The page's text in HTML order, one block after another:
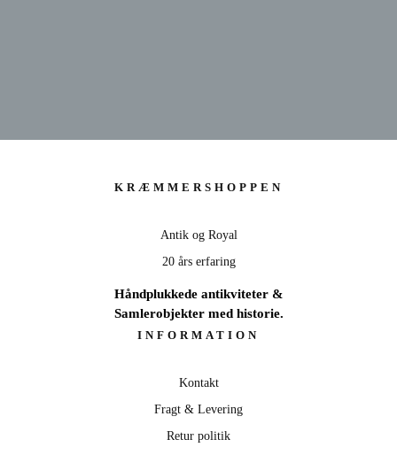
SE UDVALG
KRÆMMERSHOPPEN
Antik og Royal
20 års erfaring
Håndplukkede antikviteter &
Samlerobjekter med historie.
INFORMATION
Kontakt
Fragt & Levering
Retur politik